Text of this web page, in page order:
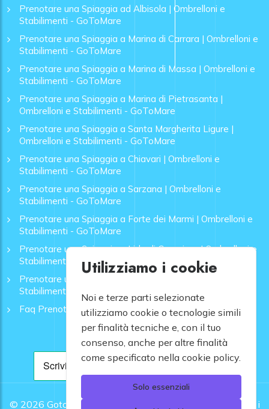
Prenotare una Spiaggia ad Albisola | Ombrelloni e
Stabilimenti - GoToMare
Prenotare una Spiaggia a Marina di Carrara | Ombrelloni e
Stabilimenti - GoToMare
Prenotare una Spiaggia a Marina di Massa | Ombrelloni e
Stabilimenti - GoToMare
Prenotare una Spiaggia a Marina di Pietrasanta |
Ombrelloni e Stabilimenti - GoToMare
Prenotare una Spiaggia a Santa Margherita Ligure |
Ombrelloni e Stabilimenti - GoToMare
Prenotare una Spiaggia a Chiavari | Ombrelloni e
Stabilimenti - GoToMare
Prenotare una Spiaggia a Sarzana | Ombrelloni e
Stabilimenti - GoToMare
Prenotare una Spiaggia a Forte dei Marmi | Ombrelloni e
Stabilimenti - GoToMare
Prenotare una Spiaggia a Lido di Camaiore | Ombrelloni e
Stabilimenti - GoToMare
Prenotare una Spiaggia a Rapallo | Ombrelloni e
Stabilimenti - GoToMare
Faq Prenotazione Spiagge
© 2026 Gotomare srl - Partita IVA 12948810960 . Tutti i
Utilizziamo i cookie
Noi e terze parti selezionate
utilizziamo cookie o tecnologie simili
per finalità tecniche e, con il tuo
consenso, anche per altre finalità
come specificato nella cookie policy.
Solo essenziali